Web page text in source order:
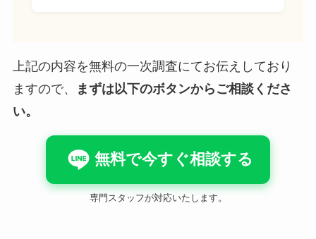
上記の内容を無料の一次調査にてお伝えしており
ますので、
まずは以下のボタンからご相談くださ
い。
無料で今すぐ相談する
専門スタッフが対応いたします。